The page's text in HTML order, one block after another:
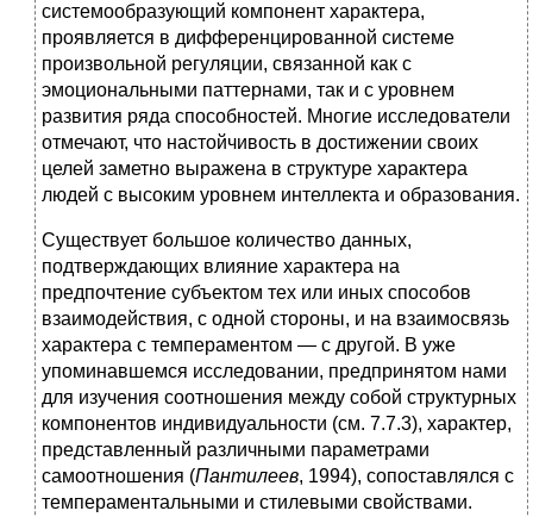
системообразующий компонент характера,
проявляется в дифференцированной системе
произвольной регуляции, связанной как с
эмоциональными паттернами, так и с уровнем
развития ряда способностей. Многие исследователи
отмечают, что настойчивость в достижении своих
целей заметно выражена в структуре характера
людей с высоким уровнем интеллекта и образования.
Существует большое количество данных,
подтверждающих влияние характера на
предпочтение субъектом тех или иных способов
взаимодействия, с одной стороны, и на взаимосвязь
характера с темпераментом — с другой. В уже
упоминавшемся исследовании, предпринятом нами
для изучения соотношения между собой структурных
компонентов индивидуальности (см. 7.7.3), характер,
представленный различными параметрами
самоотношения (Пантилеев, 1994), сопоставлялся с
темпераментальными и стилевыми свойствами.